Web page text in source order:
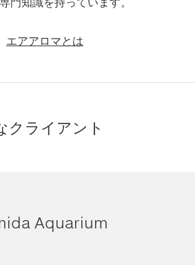
エアアロマとは
クライアント
Aquarium